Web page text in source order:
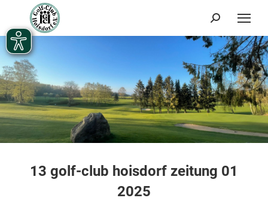
Search:
13 golf-club hoisdorf zeitung 01
2025